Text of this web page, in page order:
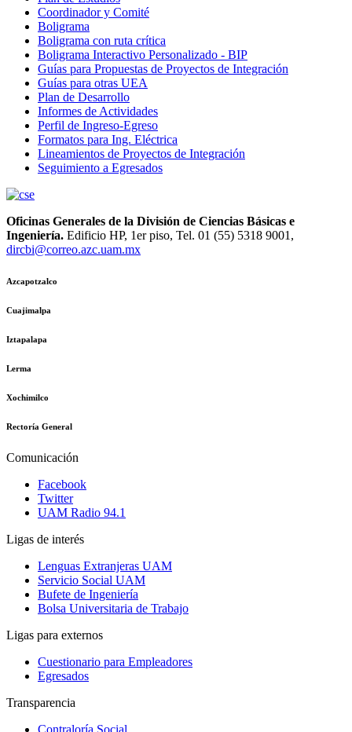
Coordinador y Comité
Boligrama
Boligrama con ruta crítica
Boligrama Interactivo Personalizado - BIP
Guías para Propuestas de Proyectos de Integración
Guías para otras UEA
Plan de Desarrollo
Informes de Actividades
Perfil de Ingreso-Egreso
Formatos para Ing. Eléctrica
Lineamientos de Proyectos de Integración
Seguimiento a Egresados
Oficinas Generales de la División de Ciencias Básicas e
Ingeniería. Edificio HP, 1er piso, Tel. 01 (55) 5318 9001,
dircbi@correo.azc.uam.mx
Azcapotzalco
Cuajimalpa
Iztapalapa
Lerma
Xochimilco
Rectoría General
Comunicación
Facebook
Twitter
UAM Radio 94.1
Ligas de interés
Lenguas Extranjeras UAM
Servicio Social UAM
Bufete de Ingeniería
Bolsa Universitaria de Trabajo
Ligas para externos
Cuestionario para Empleadores
Egresados
Transparencia
Contraloría Social